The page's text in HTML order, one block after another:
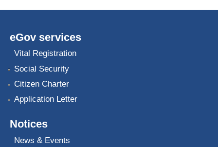
eGov services
Vital Registration
Social Security
Citizen Charter
Application Letter
Notices
News & Events